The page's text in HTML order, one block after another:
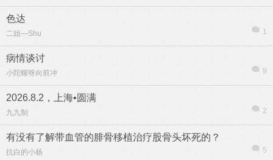
色达
二姐—Shu 1
病情谈讨
小陀螺呀向前冲 9
2026.8.2，上海•圆满
九九制 2
有没有了解带血管的腓骨移植治疗股骨头坏死的？
抗白的小杨 5